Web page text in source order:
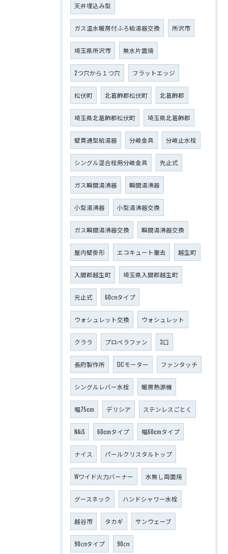
天井埋込み型
ガス温水暖房付ふろ給湯器交換 所沢市
埼玉県所沢市 無水片面焼
2つ穴から１つ穴 フラットエッジ
松伏町 北葛飾郡松伏町 北葛飾郡
埼玉県北葛飾郡松伏町 埼玉県北葛飾郡
壁貫通型給湯器 分岐金具 分岐止水栓
シングル混合栓用分岐金具 先止式
ガス瞬間湯沸器 瞬間湯沸器
小型湯沸器 小型湯沸器交換
ガス瞬間湯沸器交換 瞬間湯沸器交換
屋内壁掛形 エコキュート撤去 越生町
入間郡越生町 埼玉県入間郡越生町
元止式 60㎝タイプ
ウォシュレット交換 ウォシュレット
クララ プロペラファン 3口
長府製作所 DCモーター ファンタッチ
シングルレバー水栓 暖房熱源機
幅75cm デリシア ステンレスごとく
NAiS 60cmタイプ 幅60cmタイプ
ナイス パールクリスタルトップ
Wワイド火力バーナー 水無し両面焼
グースネック ハンドシャワー水栓
越谷市 タカギ サンウェーブ
90㎝タイプ 90㎝